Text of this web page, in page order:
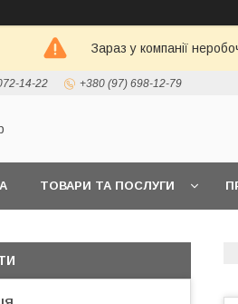
Зараз у компанії
14-22 +380 (97) 698-12-79
ТОВАРИ ТА ПОСЛУГИ